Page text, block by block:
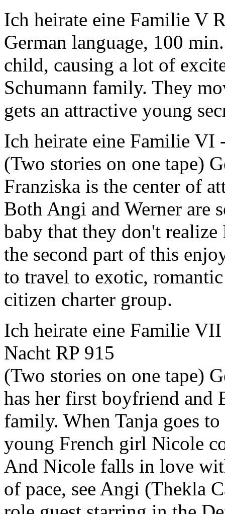
Ich heirate eine Familie V
German language, 100
child, causing a lot of
Schumann family. They
gets an attractive young
Ich heirate eine Familie VI
(Two stories on one tape)
Franziska is the center of
Both Angi and Werner are
baby that they don't
the second part of this
to travel to exotic,
citizen charter group.
Ich heirate eine Familie VII
Nacht RP 915
(Two stories on one tape)
has her first boyfriend and
family. When Tanja goes to
young French girl Nicole
And Nicole falls in love
of pace, see Angi (Thekla